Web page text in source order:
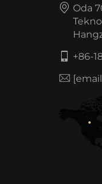
Oda
+86-